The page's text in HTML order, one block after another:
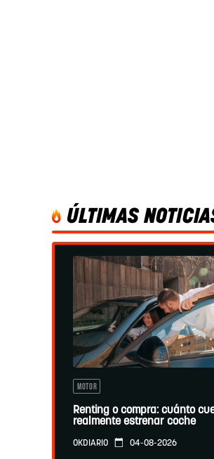
ÚLTIMAS
MOTOR
Renting o compra: cuánto
realmente estrenar coche
OKDIARIO 04-08-2026